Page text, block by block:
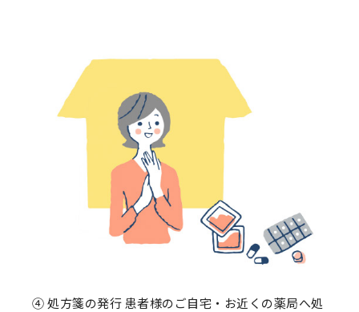
④ 処方箋の発行 患者様のご自宅・お近くの薬局へ処